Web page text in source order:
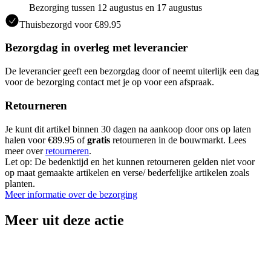
Bezorging tussen 12 augustus en 17 augustus
Thuisbezorgd voor €89.95
Bezorgdag in overleg met leverancier
De leverancier geeft een bezorgdag door of neemt uiterlijk een dag
voor de bezorging contact met je op voor een afspraak.
Retourneren
Je kunt dit artikel binnen 30 dagen na aankoop door ons op laten
halen voor €89.95 ofgratis retourneren in de bouwmarkt. Lees
meer overretourneren.
Let op: De bedenktijd en het kunnen retourneren gelden niet voor
op maat gemaakte artikelen en verse/ bederfelijke artikelen zoals
planten.
Meer informatie over de bezorging
Meer uit deze actie